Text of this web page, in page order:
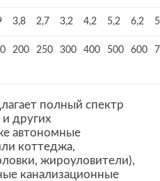
3,8 2,7 3,2 4,2 5,2 6,2
200 250 300 400 500 600
полный спектр
других
автономные
коттеджа,
жироуловители),
канализационные